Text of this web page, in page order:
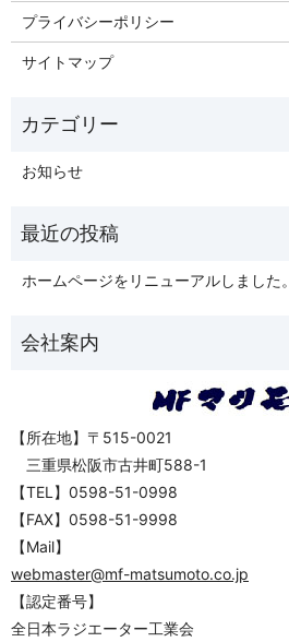
プライバシーポリシー
サイトマップ
お知らせ
ホームページをリニューアルしました。
【所在地】〒515-0021
三重県松阪市古井町588-1
【TEL】0598-51-0998
【FAX】0598-51-9998
【Mail】
webmaster@mf-matsumoto.co.jp
【認定番号】
全日本ラジエーター工業会